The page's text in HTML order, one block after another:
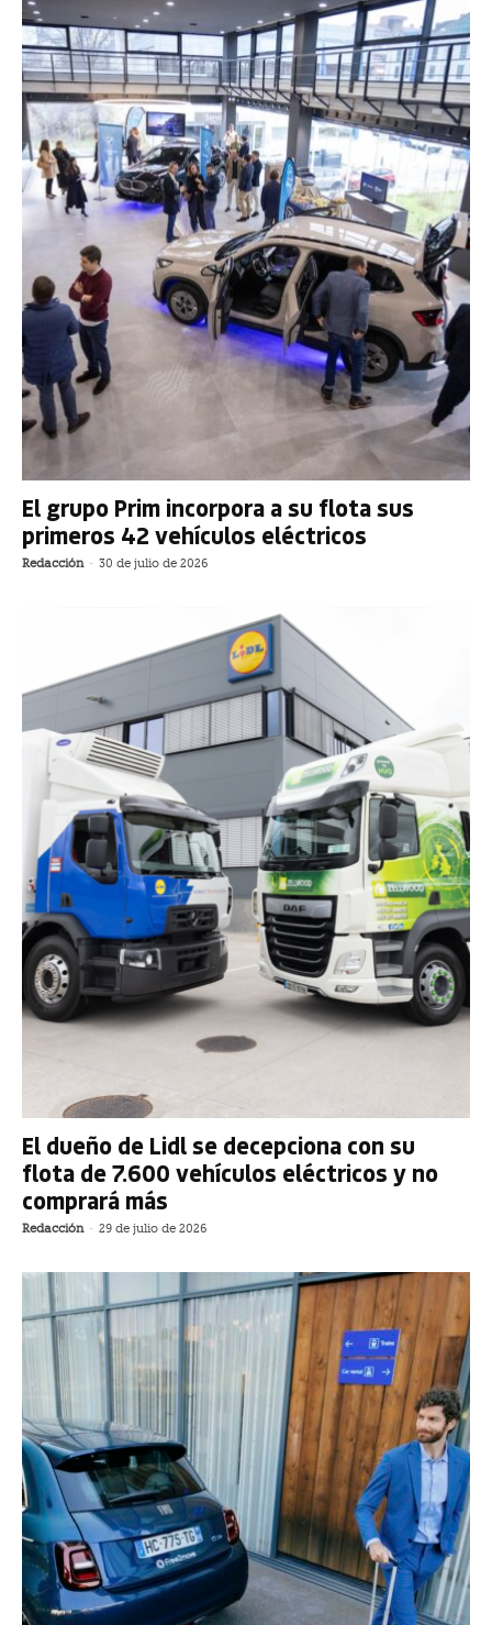
El grupo Prim incorpora a su flota sus
primeros 42 vehículos eléctricos
Redacción - 30 de julio de 2026
El dueño de Lidl se decepciona con su
flota de 7.600 vehículos eléctricos y no
comprará más
Redacción - 29 de julio de 2026